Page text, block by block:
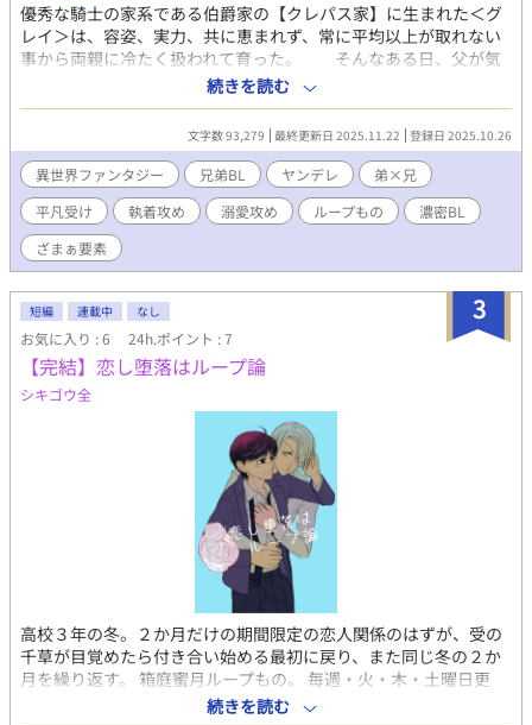
優秀な騎士の家系である伯爵家の【クレパス家】に生まれた＜グ
レイ＞は、容姿、実力、共に恵まれず、常に平均以上が取れない
事から両親に冷たく扱われて育った。 そんなある日、父が気
まぐれに手を出した娼婦が生んだ子供、腹違いの弟＜ルーカス＞
が家にやってくる。 その生まれから弟は自分以上に両親にも使
用人達にも冷たく扱われ、グレイは初めて『褒められる』という
行為を知る。 それに恐怖を感じつつ、グレイはルーカスに接触
を試みるも「金に困った事がないお坊ちゃんが！」と手酷く拒絶
されてしまい……。 最初ツンツン、のちヤンデレ執着に変
化する美形の弟✕平凡な兄です。兄弟、ヤンデレなので、地雷の
方はご注意下さいm(__)m
続きを読む
文字数 93,279 最終更新日 2025.11.22 登録日 2025.10.26
異世界ファンタジー 兄弟BL ヤンデレ
弟×兄
平凡受け
執着攻め 溺愛攻め ループもの
濃密BL
ざまぁ要素
3
短編 連載中 なし
お気に入り : 6 24h.ポイント : 7
【完結】恋し堕落はループ論
シキゴウ全
高校３年の冬。２か月だけの期間限定の恋人関係のはずが、受の
千草が目覚めたら付き合い始める最初に戻り、また同じ冬の２か
月を繰り返す。 箱庭蜜月ループもの。 毎週・火・木・土曜日更
新。10年後再会設定はありますが、漫画の前に小説で公開するか
続きを読む